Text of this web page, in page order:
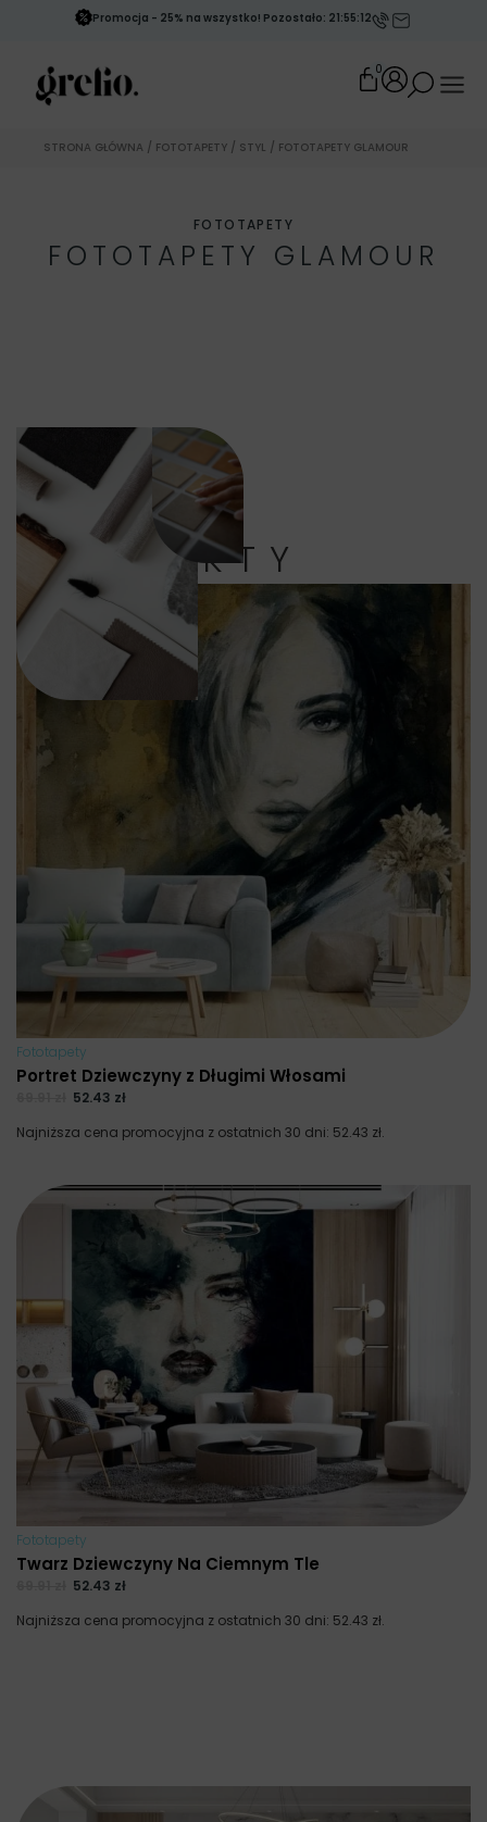
Promocja - 25% na wszystko! Pozostało: 21:55:09
0
STRONA GŁÓWNA / FOTOTAPETY / STYL / FOTOTAPETY GLAMOUR
FOTOTAPETY
FOTOTAPETY GLAMOUR
PRODUKTY
Fototapety
Portret Dziewczyny z Długimi Włosami
52.43 zł
Najniższa cena promocyjna z ostatnich 30 dni: 52.43 zł.
Fototapety
Twarz Dziewczyny Na Ciemnym Tle
52.43 zł
Najniższa cena promocyjna z ostatnich 30 dni: 52.43 zł.